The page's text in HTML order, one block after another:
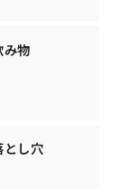
物
し穴